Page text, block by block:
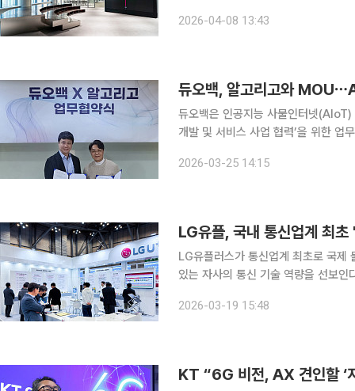
기획은 특히 디지털 전환과 인공지능
2026-04-08 13:43
듀오백, 알고리고와
듀오백은 인공지능 사물인터넷
개발 및 서비스 사업 협력’을 위한 업무협
AIoT 플랫폼에서 수집되는 빅데이터
2026-03-25 14:15
LG유플러스가 통신업계 최초로 국제
있는 자사의 통신 기술 역량을 선보인다고 19일 밝혔다. LG유플러
원격검침부터 시설물 안전관리에 이
2026-03-19 15:48
KT “6G 비전, AX 견인할 ‘